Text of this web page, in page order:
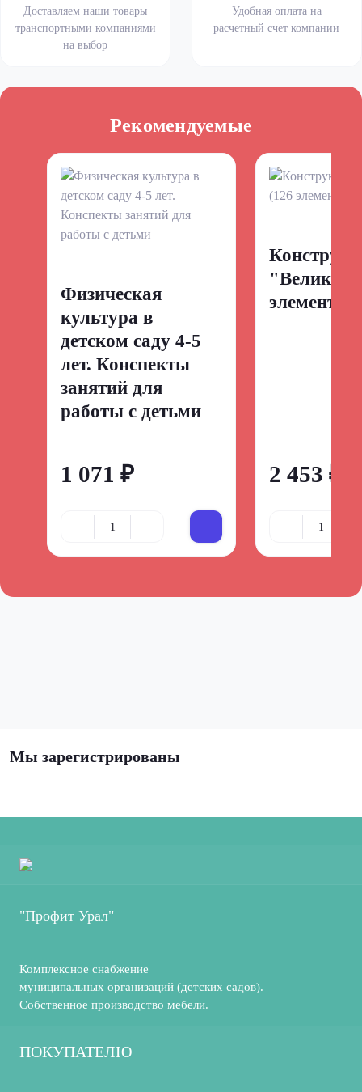
Доставляем наши товары
транспортными компаниями
на выбор
Удобная оплата на
расчетный счет компании
Рекомендуемые
Физическая
культура в
детском саду 4-5
лет. Конспекты
занятий для
работы с детьми
1 071 ₽
элементов)
2 453 ₽
Мы зарегистрированы
"Профит Урал"
Комплексное снабжение
муниципальных организаций (детских садов).
Собственное производство мебели.
ПОКУПАТЕЛЮ